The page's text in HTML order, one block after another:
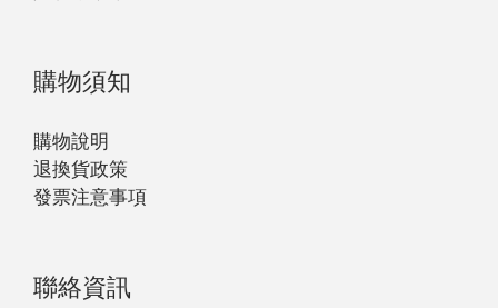
購物須知
購物說明
退換貨政策
發票注意事項
聯絡資訊